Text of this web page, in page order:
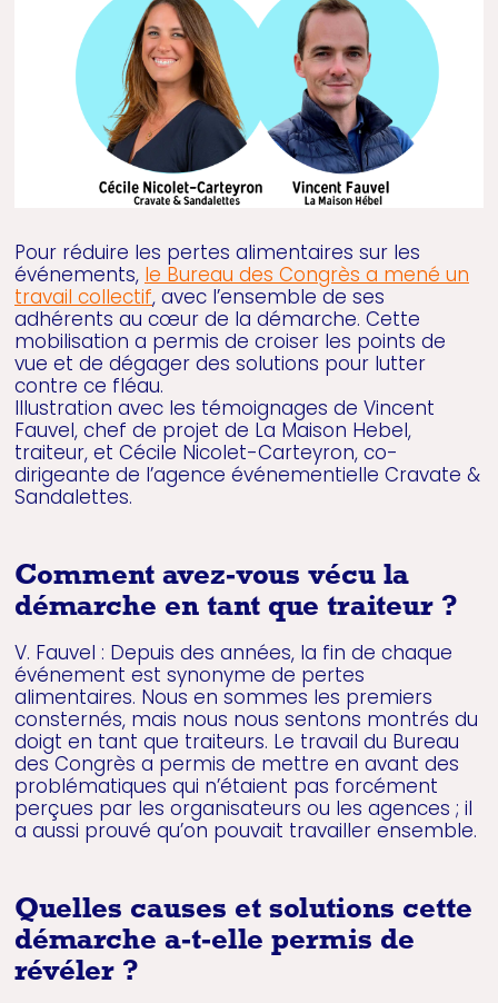
Pour réduire les pertes alimentaires sur les
événements, le Bureau des Congrès a mené un
travail collectif, avec l’ensemble de ses
adhérents au cœur de la démarche. Cette
mobilisation a permis de croiser les points de
vue et de dégager des solutions pour lutter
contre ce fléau.
Illustration avec les témoignages de Vincent
Fauvel, chef de projet de La Maison Hebel,
traiteur, et Cécile Nicolet-Carteyron, co-
dirigeante de l’agence événementielle Cravate &
Sandalettes.
Comment avez-vous vécu la
démarche en tant que traiteur ?
V. Fauvel : Depuis des années, la fin de chaque
événement est synonyme de pertes
alimentaires. Nous en sommes les premiers
consternés, mais nous nous sentons montrés du
doigt en tant que traiteurs. Le travail du Bureau
des Congrès a permis de mettre en avant des
problématiques qui n’étaient pas forcément
perçues par les organisateurs ou les agences ; il
a aussi prouvé qu’on pouvait travailler ensemble.
Quelles causes et solutions cette
démarche a-t-elle permis de
révéler ?